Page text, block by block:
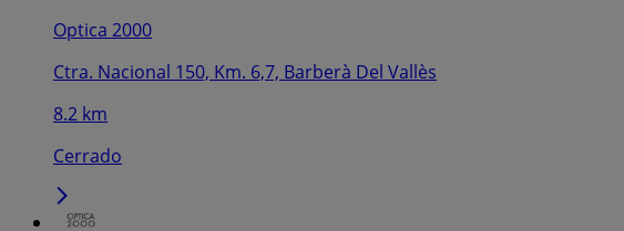
Optica 2000
Ctra. Nacional 150, Km. 6,7, Barberà Del Vallès
8.2 km
Cerrado